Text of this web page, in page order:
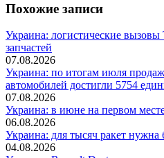
Похожие записи
Украина: логистические вызовы
запчастей
07.08.2026
Украина: по итогам июля
автомобилей достигли 5754
07.08.2026
Украина: в июне на первом
06.08.2026
Украина: для тысяч ракет нужна
04.08.2026